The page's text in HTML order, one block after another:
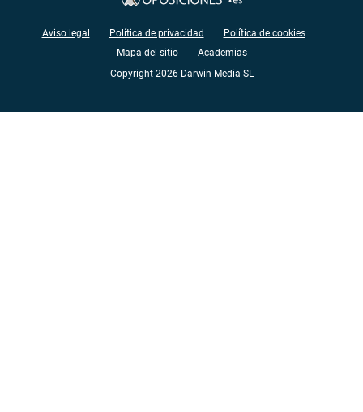
Aviso legal Política de privacidad
Política de cookies
Mapa del sitio
Academias
Copyright 2026 Darwin Media SL